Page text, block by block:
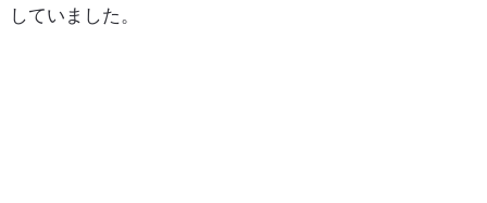
していました。